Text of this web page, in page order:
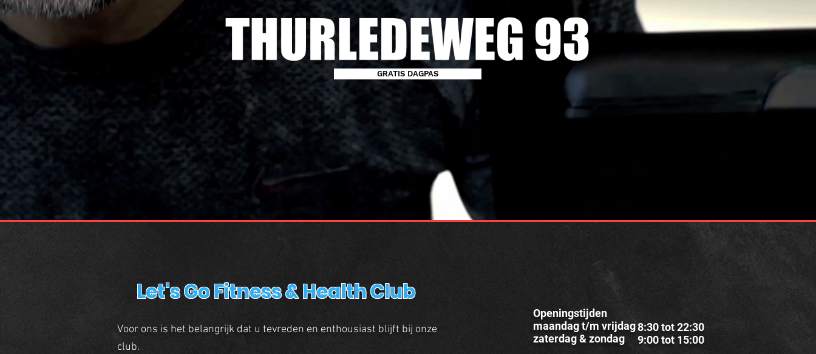
GRATIS DAGPAS
Let's Go Fitness & Health Club
Voor ons is het belangrijk dat u tevreden en enthousiast blijft bij onze
club.
Openingstijden
maandag t/m vrijdag
zaterdag & zondag
8:30 tot 22:30
9:00 tot 15:00